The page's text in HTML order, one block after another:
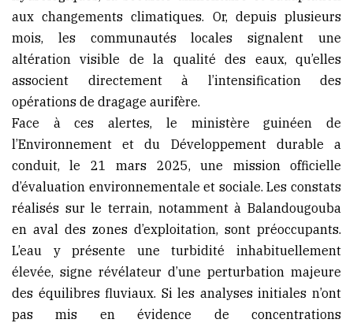
aux changements climatiques. Or, depuis plusieurs
mois, les communautés locales signalent une
altération visible de la qualité des eaux, qu’elles
associent directement à l’intensification des
opérations de dragage aurifère.
Face à ces alertes, le ministère guinéen de
l’Environnement et du Développement durable a
conduit, le 21 mars 2025, une mission officielle
d’évaluation environnementale et sociale. Les constats
réalisés sur le terrain, notamment à Balandougouba
en aval des zones d’exploitation, sont préoccupants.
L’eau y présente une turbidité inhabituellement
élevée, signe révélateur d’une perturbation majeure
des équilibres fluviaux. Si les analyses initiales n’ont
pas mis en évidence de concentrations